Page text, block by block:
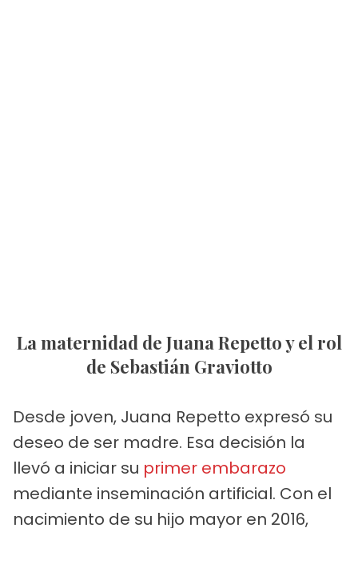
La maternidad de Juana Repetto y el rol
de Sebastián Graviotto
Desde joven, Juana Repetto expresó su
deseo de ser madre. Esa decisión la
llevó a iniciar su primer embarazo
mediante inseminación artificial. Con el
nacimiento de su hijo mayor en 2016,